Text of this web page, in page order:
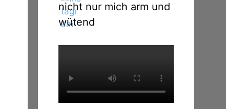
nicht nur mich arm und
wütend